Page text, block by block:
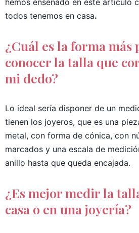
todos tenemos en casa.
¿Cuál es la forma más
conocer la talla que
mi dedo?
Lo ideal sería disponer de un
tienen los joyeros, que es una
metal, con forma de cónica, con
marcados y una escala de
anillo hasta que queda encajada.
¿Es mejor medir la
casa o en una joyería?